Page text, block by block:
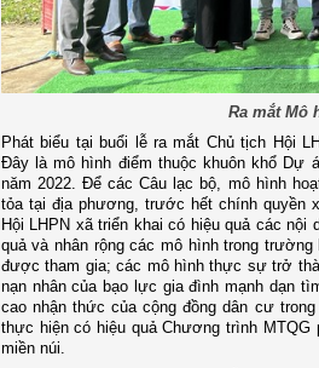
Ra mắt Mô
Phát biểu tại buổi lễ ra mắt Chủ tịch Hội
Đây là mô hình điểm thuộc khuôn khổ Dự
năm 2022. Để các Câu lạc bộ, mô hình
tỏa tại địa phương, trước hết chính quyền
Hội LHPN xã triển khai có hiệu quả các
quả và nhân rộng các mô hình trong
được tham gia; các mô hình thực sự trở
nạn nhân của bạo lực gia đình mạnh dạn
cao nhận thức của cộng đồng dân cư
thực hiện có hiệu quả Chương trình MTQG
miền núi.